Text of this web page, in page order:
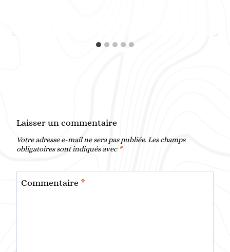
Laisser un commentaire
Votre adresse e-mail ne sera pas publiée.Les champs
obligatoires sont indiqués avec *
Commentaire *